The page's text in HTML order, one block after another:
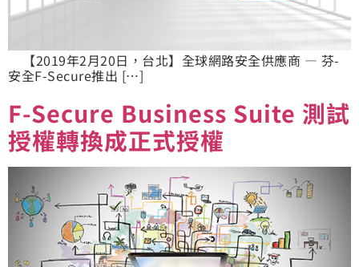
【2019年2月20日，台北】全球網路安全供應商 — 芬-
安全F-Secure推出 […]
F-Secure Business Suite 測試
授權轉換成正式授權